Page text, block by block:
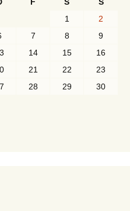
1
2
7 8
9
14 15
16
21 22
23
28 29
30